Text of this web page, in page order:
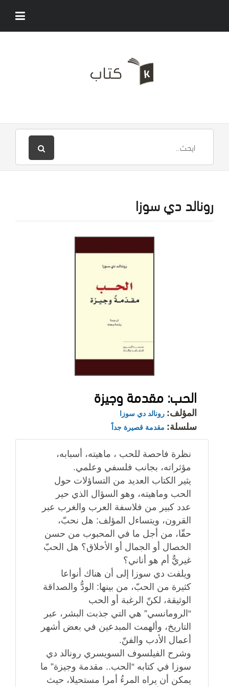
رونالد دي سوزا
الحب: مقدمة وجيزة
المؤلف: رونالد دي سوزا
سلسلة: مقدمة قصيرة جداً
نظرة فاحصة للحب ، ماهيته، أسبابه،
مؤثراته، بجانب فلسفي وعلمي.
يثير الكتاب العديد من التساؤلات حول
الحب وماهيته، وهو السؤال الذي حير
عدد كبير من فلاسفة العرب والغرب عبر
القرون، ويتساءل المؤلف: هل نحبّ،
حقّا، من أجل ما في المحبوب من حسن
الخصال أو الجمال أو الأخلاق؟ هل الحبّ
غيريٌّ أم هو أناني؟
ويلفت دي سوزا إلى أن هناك أنواعا
كثيرة من الحبّ، من بينها: الودُّ والصداقة
الوثيقة، لكنّ الرغبة أو الحب
“الرومانسي” هي التي جذبت البشر، عبر
التاريخ، وألهمت المبدعين في بعض أشهر
أعمال الأدب والفنّ.
وشرح الفيلسوف السويسري رونالد دي
سوزا في كتابه “الحب.. مقدمة وجيزة” ما
يمكن أن يراه المرءُ أمرا مستحيلا، حيث